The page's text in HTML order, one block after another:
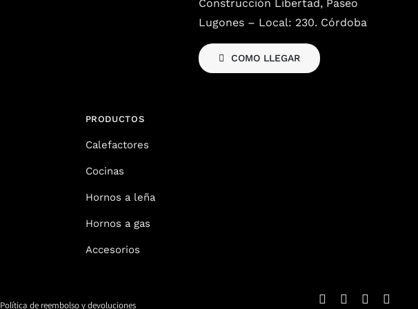
Construcción Libertad, Paseo
Lugones – Local: 230. Córdoba
COMO LLEGAR
PRODUCTOS
Calefactores
Cocinas
Hornos a leña
Hornos a gas
Accesorios
Política de reembolso y devoluciones